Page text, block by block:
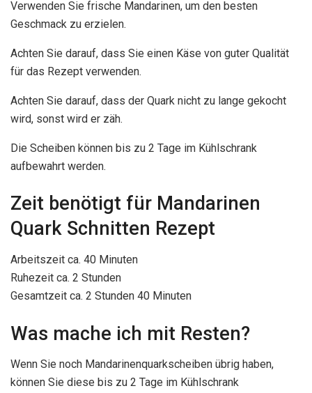
Verwenden Sie frische Mandarinen, um den besten
Geschmack zu erzielen.
Achten Sie darauf, dass Sie einen Käse von guter Qualität
für das Rezept verwenden.
Achten Sie darauf, dass der Quark nicht zu lange gekocht
wird, sonst wird er zäh.
Die Scheiben können bis zu 2 Tage im Kühlschrank
aufbewahrt werden.
Zeit benötigt für Mandarinen
Quark Schnitten Rezept
Arbeitszeit ca. 40 Minuten
Ruhezeit ca. 2 Stunden
Gesamtzeit ca. 2 Stunden 40 Minuten
Was mache ich mit Resten?
Wenn Sie noch Mandarinenquarkscheiben übrig haben,
können Sie diese bis zu 2 Tage im Kühlschrank